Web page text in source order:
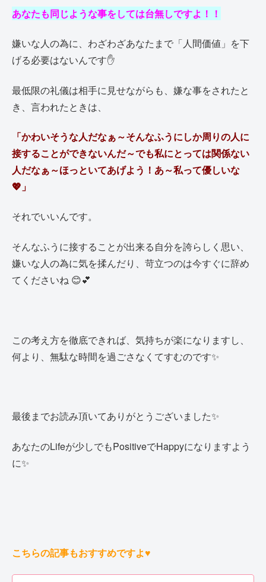
あなたも同じような事をしては台無しですよ！！
嫌いな人の為に、わざわざあなたまで「人間価値」を下
げる必要はないんです✋
最低限の礼儀は相手に見せながらも、嫌な事をされたと
き、言われたときは、
「かわいそうな人だなぁ～そんなふうにしか周りの人に
接することができないんだ～でも私にとっては関係ない
人だなぁ～ほっといてあげよう！あ～私って優しいな
💖」
それでいいんです。
そんなふうに接することが出来る自分を誇らしく思い、
嫌いな人の為に気を揉んだり、苛立つのは今すぐに辞め
てくださいね 😊💕
この考え方を徹底できれば、気持ちが楽になりますし、
何より、無駄な時間を過ごさなくてすむのです✨
最後までお読み頂いてありがとうございました✨
あなたのLifeが少しでもPositiveでHappyになりますよう
に✨
こちらの記事もおすすめですよ♥